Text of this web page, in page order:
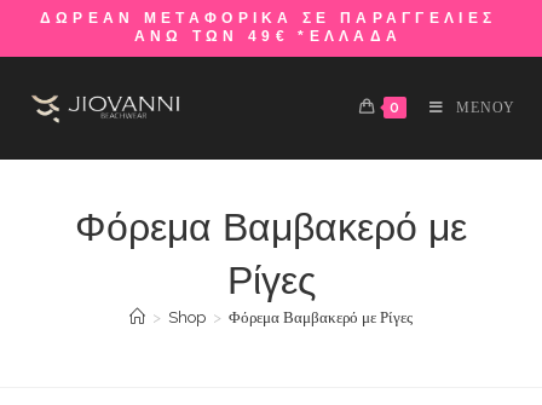
ΔΩΡΕΑΝ ΜΕΤΑΦΟΡΙΚΑ ΣΕ ΠΑΡΑΓΓΕΛΙΕΣ
ΑΝΩ ΤΩΝ 49€ *ΕΛΛΑΔΑ
0 ΜΕΝΟΥ
Φόρεμα Βαμβακερό με
Ρίγες
> Shop > Φόρεμα Βαμβακερό με Ρίγες